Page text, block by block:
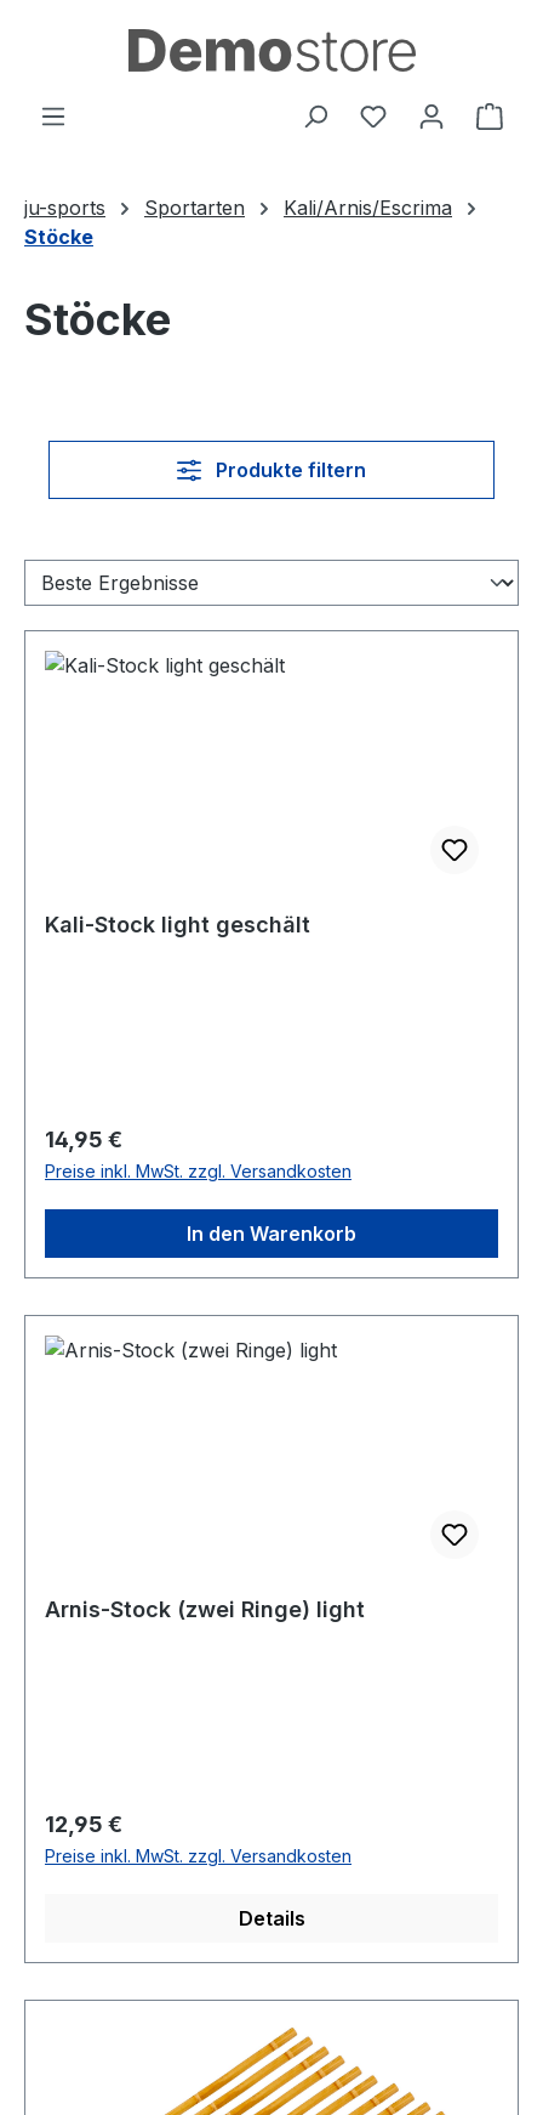
Zum Hauptinhalt springen
Du hast 0
ju-sports Sportarten
Kali/Arnis/Escrima
Stöcke
Stöcke
Produkte filtern
Kali-Stock light geschält
Regulärer Preis:
14,95 €
Preise inkl. MwSt. zzgl. Versandkosten
In den Warenkorb
Arnis-Stock (zwei Ringe) light
Regulärer Preis:
12,95 €
Preise inkl. MwSt. zzgl. Versandkosten
Details